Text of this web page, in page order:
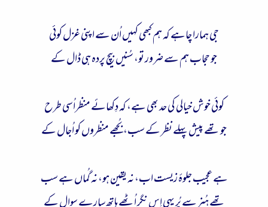
جی ہمارا چاہے کہ ہم کبھی کہیں اُن سے اپنی غزل کوئی
جو حجاب ہم سے ضرور تو، سُنیں بیچ پردہ ہی ڈال کے
کوئی خوش خیالی کی حد بھی ہے، کہ دِکھائے منظراُسی طرح
جو تھے پیش پہلے نظر کے سب، بُجھے منظروں کو اُجال کے
ہے عجیب جلوۂ زیست اب، نہ یقین ہو، نہ گُماں ہے سب